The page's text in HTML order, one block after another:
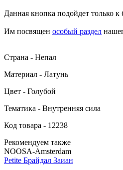
Данная кнопка подойдет только к
Им посвящен особый раздел
Страна - Непал
Материал - Латунь
Цвет - Голубой
Тематика - Внутренняя сила
Код товара - 12238
Рекомендуем также
NOOSA-Amsterdam
Petite Брайдал Заиан